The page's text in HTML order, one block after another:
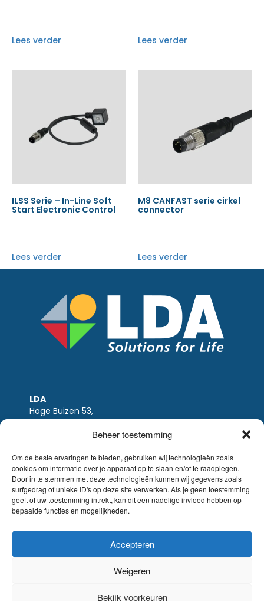
Beheer toestemming
Om de beste ervaringen te bieden, gebruiken wij technologieën zoals
cookies om informatie over je apparaat op te slaan en/of te raadplegen.
Door in te stemmen met deze technologieën kunnen wij gegevens zoals
surfgedrag of unieke ID's op deze site verwerken. Als je geen toestemming
geeft of uw toestemming intrekt, kan dit een nadelige invloed hebben op
bepaalde functies en mogelijkheden.
Accepteren
Weigeren
Bekijk voorkeuren
Lees verder Lees verder
ILSS Serie – In-Line Soft
Start Electronic Control
Lees verder
M8 CANFAST serie cirkel
connector
Lees verder
LDA
Hoge Buizen 53,
1980 EPPEGEM
Tel +32 (0)2-266.13.13
LDA@LDA.be
BTW: BE0405.895.609
IBAN: KBC / BE51 7340 2410 9862
BIC: KBC / KREDBEBB
Wettelijke-disclaimer
verkoopsvoorwaarden
© LDA Belgium, all rights reserved.